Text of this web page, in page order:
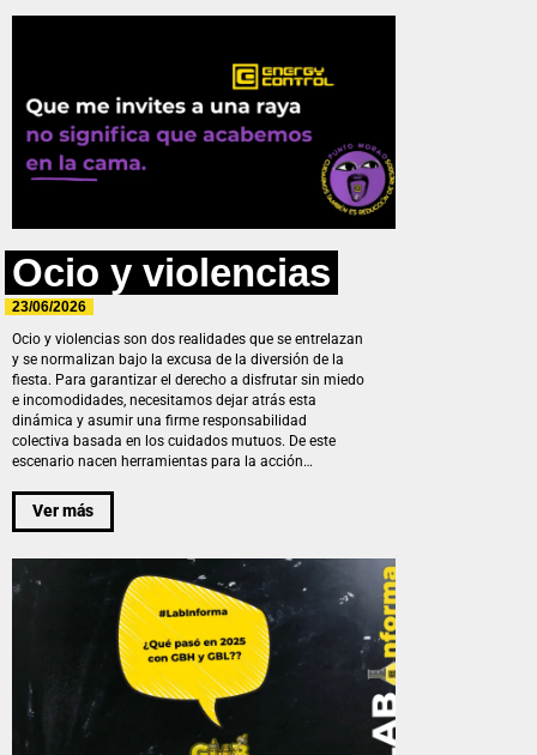
Ocio y violencias
23/06/2026
Ocio y violencias son dos realidades que se entrelazan
y se normalizan bajo la excusa de la diversión de la
fiesta. Para garantizar el derecho a disfrutar sin miedo
e incomodidades, necesitamos dejar atrás esta
dinámica y asumir una firme responsabilidad
colectiva basada en los cuidados mutuos. De este
escenario nacen herramientas para la acción…
Ver más